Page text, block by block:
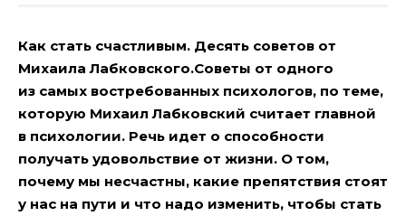
Как стать счастливым. Десять советов от
Михаила Лабковского.Советы от одного
из самых востребованных психологов, по теме,
которую Михаил Лабковский считает главной
в психологии. Речь идет о способности
получать удовольствие от жизни. О том,
почему мы несчастны, какие препятствия стоят
у нас на пути и что надо изменить, чтобы стать